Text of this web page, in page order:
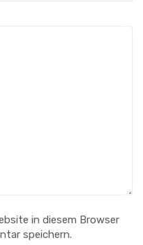
in diesem Browser
speichern.